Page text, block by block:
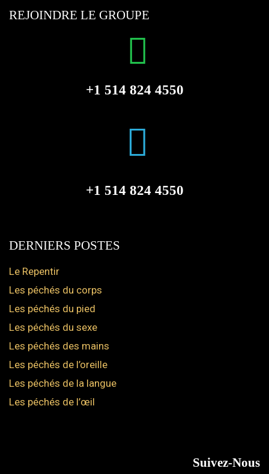
REJOINDRE LE GROUPE
+1 514 824 4550
+1 514 824 4550
DERNIERS POSTES
Le Repentir
Les péchés du corps
Les péchés du pied
Les péchés du sexe
Les péchés des mains
Les péchés de l’oreille
Les péchés de la langue
Les péchés de l’œil
Suivez-Nous